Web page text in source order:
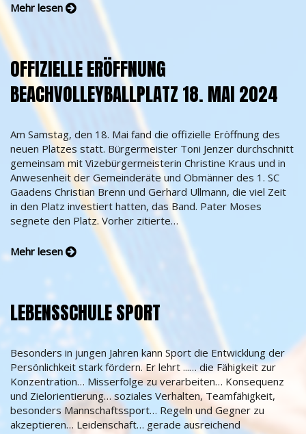
Mehr lesen
OFFIZIELLE ERÖFFNUNG
BEACHVOLLEYBALLPLATZ 18. MAI 2024
Am Samstag, den 18. Mai fand die offizielle Eröffnung des
neuen Platzes statt. Bürgermeister Toni Jenzer durchschnitt
gemeinsam mit Vizebürgermeisterin Christine Kraus und in
Anwesenheit der Gemeinderäte und Obmänner des 1. SC
Gaadens Christian Brenn und Gerhard Ullmann, die viel Zeit
in den Platz investiert hatten, das Band. Pater Moses
segnete den Platz. Vorher zitierte…
Mehr lesen
LEBENSSCHULE SPORT
Besonders in jungen Jahren kann Sport die Entwicklung der
Persönlichkeit stark fördern. Er lehrt ...… die Fähigkeit zur
Konzentration… Misserfolge zu verarbeiten… Konsequenz
und Zielorientierung… soziales Verhalten, Teamfähigkeit,
besonders Mannschaftssport… Regeln und Gegner zu
akzeptieren… Leidenschaft… gerade ausreichend